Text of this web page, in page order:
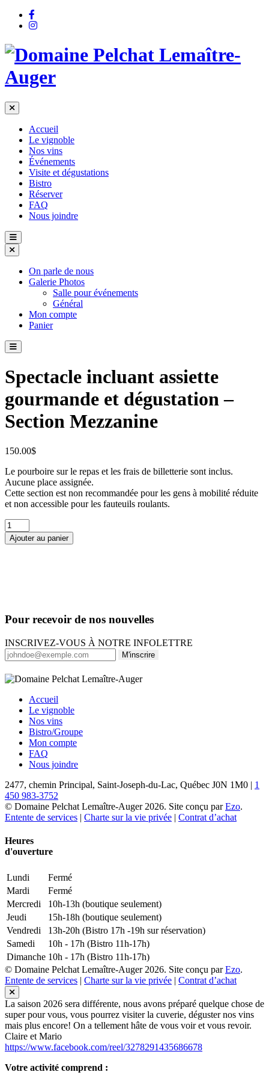
Accueil
Le vignoble
Nos vins
Événements
Visite et dégustations
Bistro
Réserver
FAQ
Nous joindre
On parle de nous
Galerie Photos
Salle pour événements
Général
Mon compte
Panier
Spectacle incluant assiette
gourmande et dégustation –
Section Mezzanine
150.00$
Le pourboire sur le repas et les frais de billetterie sont inclus.
Aucune place assignée.
Cette section est non recommandée pour les gens à mobilité réduite
et non accessible pour les fauteuils roulants.
quantité
de
Spectacle
Section
Ajouter au panier
Pour recevoir de nos nouvelles
INSCRIVEZ-VOUS À NOTRE INFOLETTRE
M'inscrire
Accueil
Le vignoble
Nos vins
Bistro/Groupe
Mon compte
FAQ
Nous joindre
2477, chemin Principal, Saint-Joseph-du-Lac, Québec J0N 1M0 | 1
450 983-3752
© Domaine Pelchat Lemaître-Auger 2026. Site conçu parEzo.
Entente de services | Charte sur la vie privée | Contrat d’achat
Heures
d'ouverture
Lundi
Fermé
Mardi
Fermé
Mercredi
10h-13h (boutique seulement)
Jeudi
15h-18h (boutique seulement)
Vendredi
13h-20h (Bistro 17h -19h sur réservation)
Samedi
10h - 17h (Bistro 11h-17h)
Dimanche 10h - 17h (Bistro 11h-17h)
© Domaine Pelchat Lemaître-Auger 2026. Site conçu parEzo.
Entente de services | Charte sur la vie privée | Contrat d’achat
La saison 2026 sera différente, nous avons préparé quelque chose de
super pour vous, vous pourrez visiter la cuverie, déguster nos vins
mais plus encore! On a tellement hâte de vous voir et vous revoir.
Claire et Mario
https://www.facebook.com/reel/3278291435686678
Votre activité comprend :